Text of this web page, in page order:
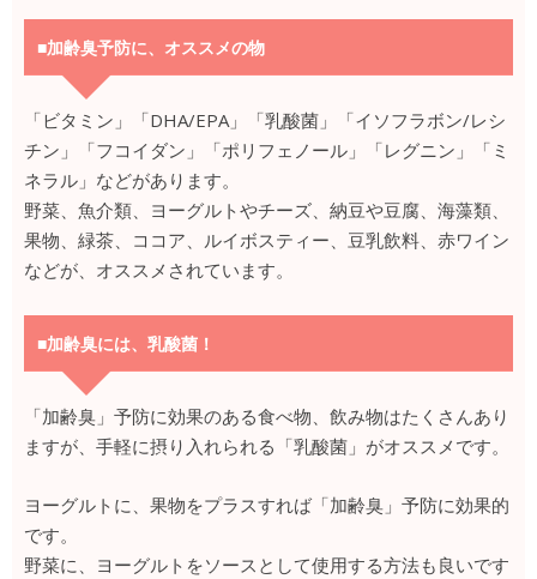
■加齢臭予防に、オススメの物
「ビタミン」「DHA/EPA」「乳酸菌」「イソフラボン/レシ
チン」「フコイダン」「ポリフェノール」「レグニン」「ミ
ネラル」などがあります。
野菜、魚介類、ヨーグルトやチーズ、納豆や豆腐、海藻類、
果物、緑茶、ココア、ルイボスティー、豆乳飲料、赤ワイン
などが、オススメされています。
■加齢臭には、乳酸菌！
「加齢臭」予防に効果のある食べ物、飲み物はたくさんあり
ますが、手軽に摂り入れられる「乳酸菌」がオススメです。
ヨーグルトに、果物をプラスすれば「加齢臭」予防に効果的
です。
野菜に、ヨーグルトをソースとして使用する方法も良いです